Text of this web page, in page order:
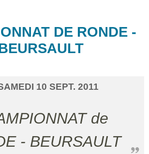
DE RONDE -
10 SEPT. 2011
- BEURSAULT